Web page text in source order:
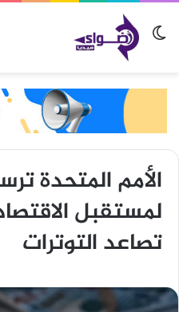
الوضع المظلم
الأمم المتحدة
لمستقبل
تصاعد التوترات